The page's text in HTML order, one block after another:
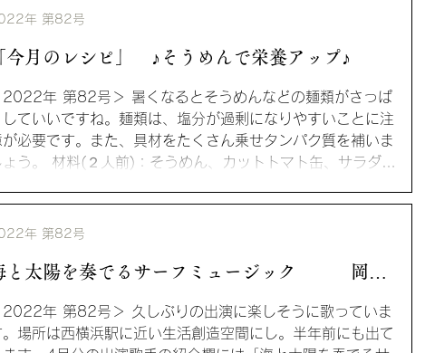
今月のレシピ」 ♪そうめんで栄養アップ♪
2022年 第82号＞ 暑くなるとそうめんなどの麺類がさっぱ
していいですね。麺類は、塩分が過剰になりやすいことに注
が必要です。また、具材をたくさん乗せタンパク質を補いま
ょう。 材料(２人前)：そうめん、カットトマト缶、サラダチ
年 第82号
と太陽を奏でるサーフミュージック 岡
純さん
2022年 第82号＞ 久しぶりの出演に楽しそうに歌っていま
。場所は西横浜駅に近い生活創造空間にし。半年前にも出て
年 第82号